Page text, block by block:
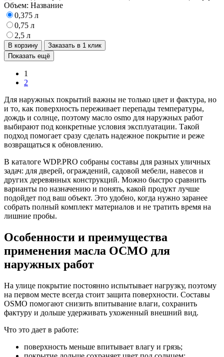
Объем: Название
0,375 л
0,75 л
2,5 л
В корзину
Заказать в 1 клик
Показать ещё
1
2
Для наружных покрытий важны не только цвет и фактура, но
и то, как поверхность переживает перепады температуры,
дождь и солнце, поэтому масло osmo для наружных работ
выбирают под конкретные условия эксплуатации. Такой
подход помогает сразу сделать надежное покрытие и реже
возвращаться к обновлению.
В каталоге WDP.PRO собраны составы для разных уличных
задач: для дверей, ограждений, садовой мебели, навесов и
других деревянных конструкций. Можно быстро сравнить
варианты по назначению и понять, какой продукт лучше
подойдет под ваш объект. Это удобно, когда нужно заранее
собрать полный комплект материалов и не тратить время на
лишние пробы.
Особенности и преимущества
применения масла ОСМО для
наружных работ
На улице покрытие постоянно испытывает нагрузку, поэтому
на первом месте всегда стоит защита поверхности. Составы
OSMO помогают снизить впитывание влаги, сохранить
фактуру и дольше удерживать ухоженный внешний вид.
Что это дает в работе:
поверхность меньше впитывает влагу и грязь;